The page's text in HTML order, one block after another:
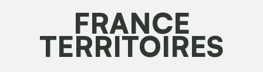
FRANCE
TERRITOIRES